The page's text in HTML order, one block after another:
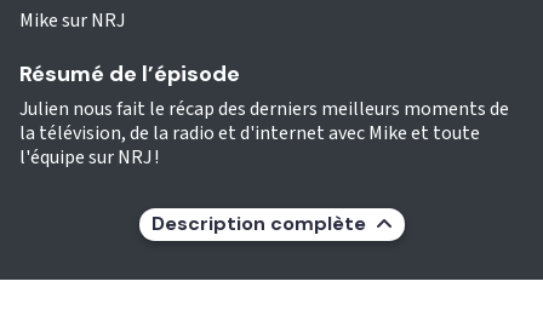
Mike sur NRJ
Résumé de l’épisode
Julien nous fait le récap des derniers meilleurs moments de
la télévision, de la radio et d'internet avec Mike et toute
l'équipe sur NRJ !
Description complète